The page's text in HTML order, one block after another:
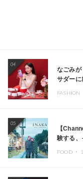
04
なごみ
サダーに
FASHION
05
【
験する、
FOOD ・